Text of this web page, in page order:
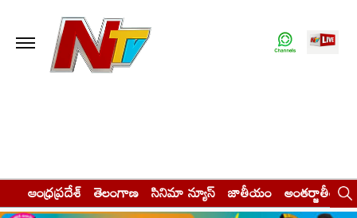
ఆంధ్రప్రదేశ్ తెలంగాణ సినిమా న్యూస్ జాతీయం అంతర్జాతీయం